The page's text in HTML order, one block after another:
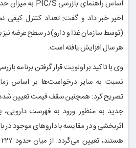
هر سال افزایش یافته است.
وی با تاکید بر اولویت قرار گرفتن برنامه
نسبت به سایر درخواست‌ها بر اساس
تصریح کرد: همچنین سقف قیمت تعیین شده
جدید به منظور ورود به فهرست دارویی،
اثربخشی و در مقایسه با داروهای موجود در